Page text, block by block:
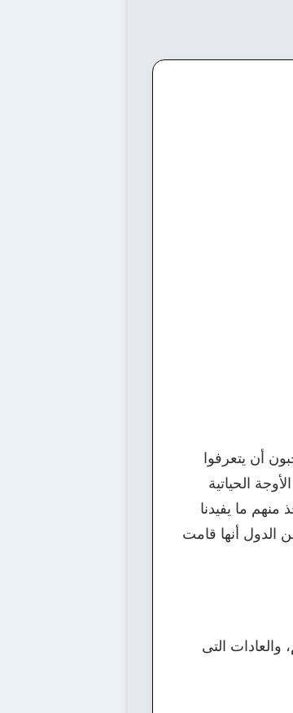
أن يتعرفوا
الحياتية
ما يفيدنا
الدول أنها قامت
التى